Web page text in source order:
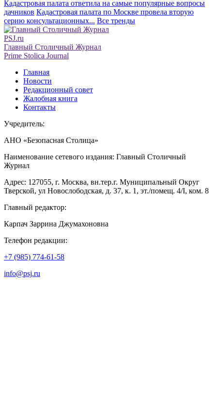
Кадастровая палата ответила на самые популярные вопросы
дачников Кадастровая палата по Москве провела вторую
серию консультационных... Все тренды
PSJ.ru
Главный Столичный Журнал
Prime Stolica Journal
Главная
Новости
Редакционный совет
Жалобная книга
Контакты
Учредитель:
АНО «Безопасная Столица»
Наименование сетевого издания: Главный Столичный
Журнал
Адрес: 127055, г. Москва, вн.тер.г. Муниципальный Округ
Тверской, ул Новослободская, д. 37, к. 1, эт./помещ. 4/I, ком. 8
Главный редактор:
Карпач Заррина Джумахоновна
Телефон редакции:
+7 (985) 774-61-58
info@psj.ru